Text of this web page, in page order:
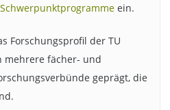
ein.
Forschungsprofil der TU
mehrere fächer- und
geprägt, die